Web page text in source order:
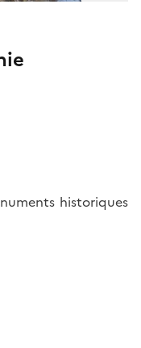
historiques